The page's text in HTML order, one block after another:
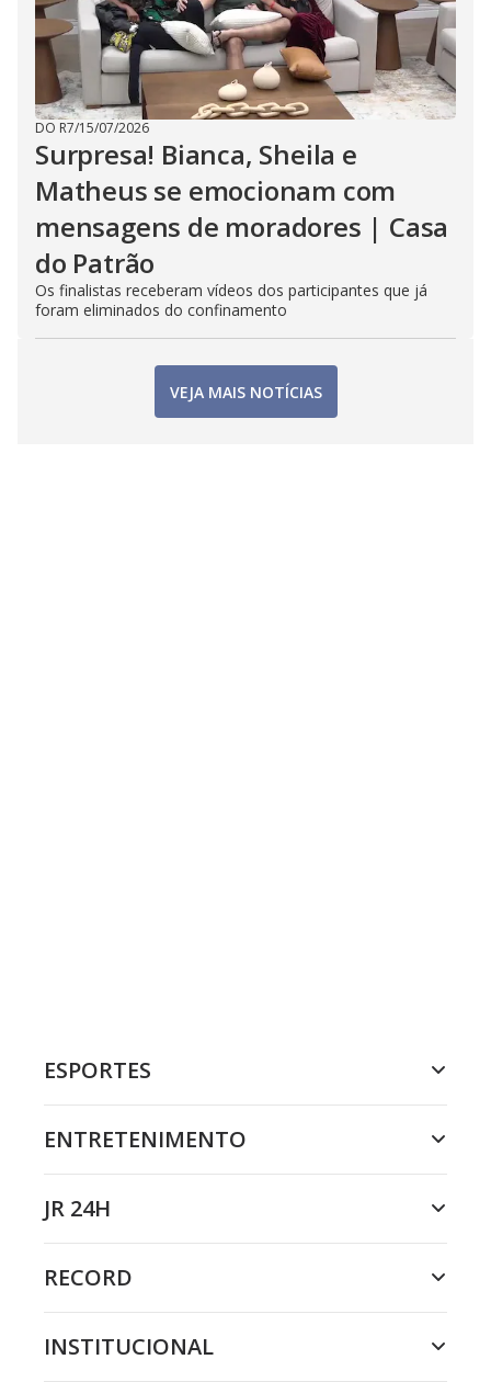
DO R7/15/07/2026
Surpresa! Bianca, Sheila e
Matheus se emocionam com
mensagens de moradores | Casa
do Patrão
Os finalistas receberam vídeos dos participantes que já
foram eliminados do confinamento
VEJA MAIS NOTÍCIAS
ESPORTES
ENTRETENIMENTO
JR 24H
RECORD
INSTITUCIONAL